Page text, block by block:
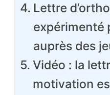
Lettre
expérimenté
auprès des
Vidéo : la
motivation